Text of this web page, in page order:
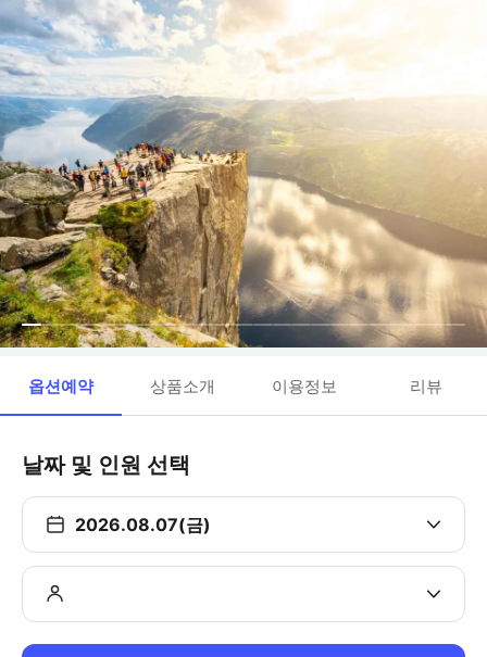
옵션예약 상품소개 이용정보 리뷰
날짜 및 인원 선택
2026.08.07(금)